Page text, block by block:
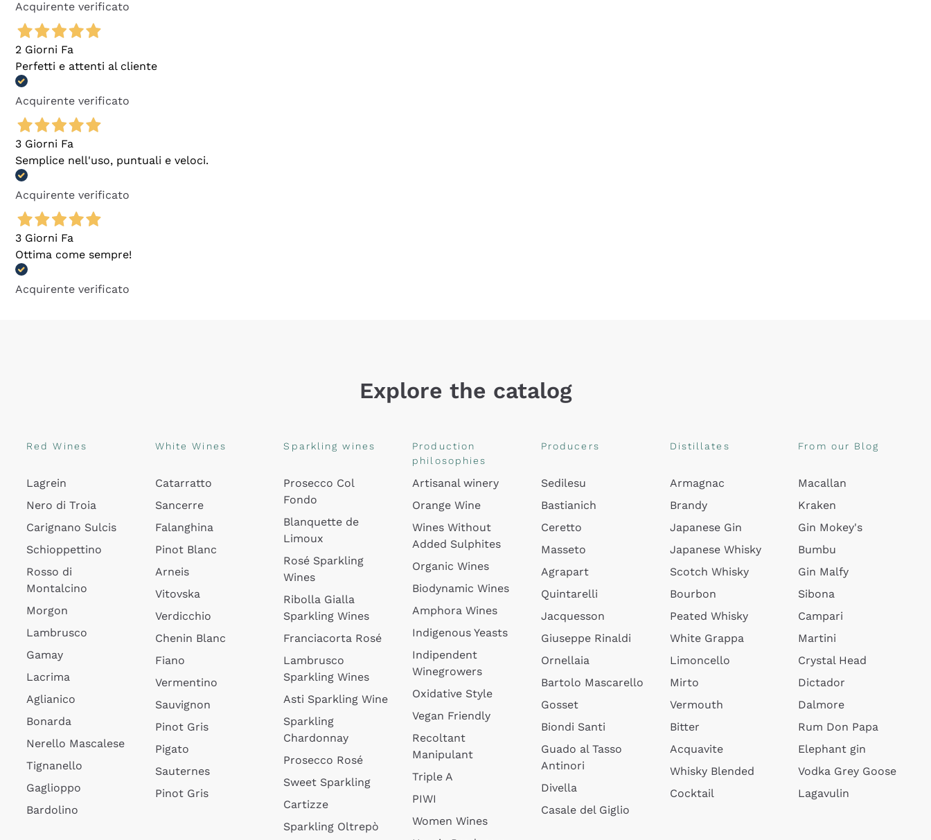
Acquirente verificato
2 Giorni Fa
Perfetti e attenti al cliente
Acquirente verificato
3 Giorni Fa
Semplice nell'uso, puntuali e veloci.
Acquirente verificato
3 Giorni Fa
Ottima come sempre!
Acquirente verificato
Explore the catalog
Red Wines
Lagrein
Nero di Troia
Carignano Sulcis
Schioppettino
Rosso di
Montalcino
Morgon
Lambrusco
Gamay
Lacrima
Aglianico
Bonarda
Nerello Mascalese
Tignanello
Gaglioppo
Bardolino
White Wines
Catarratto
Sancerre
Falanghina
Pinot Blanc
Arneis
Vitovska
Verdicchio
Chenin Blanc
Fiano
Vermentino
Sauvignon
Pinot Gris
Pigato
Sauternes
Pinot Gris
Sparkling wines
Prosecco Col
Fondo
Blanquette de
Limoux
Rosé Sparkling
Wines
Ribolla Gialla
Sparkling Wines
Franciacorta Rosé
Lambrusco
Sparkling Wines
Asti Sparkling Wine
Sparkling
Chardonnay
Prosecco Rosé
Sweet Sparkling
Cartizze
Sparkling Oltrepò
Production
philosophies
Artisanal winery
Orange Wine
Wines Without
Added Sulphites
Organic Wines
Biodynamic Wines
Amphora Wines
Indigenous Yeasts
Indipendent
Winegrowers
Oxidative Style
Vegan Friendly
Recoltant
Manipulant
Triple A
PIWI
Women Wines
Producers
Sedilesu
Bastianich
Ceretto
Masseto
Agrapart
Quintarelli
Jacquesson
Giuseppe Rinaldi
Ornellaia
Bartolo Mascarello
Gosset
Biondi Santi
Guado al Tasso
Antinori
Divella
Casale del Giglio
Distillates
Armagnac
Brandy
Japanese Gin
Japanese Whisky
Scotch Whisky
Bourbon
Peated Whisky
White Grappa
Limoncello
Mirto
Vermouth
Bitter
Acquavite
Whisky Blended
Cocktail
From our Blog
Macallan
Kraken
Gin Mokey's
Bumbu
Gin Malfy
Sibona
Campari
Martini
Crystal Head
Dictador
Dalmore
Rum Don Papa
Elephant gin
Vodka Grey Goose
Lagavulin